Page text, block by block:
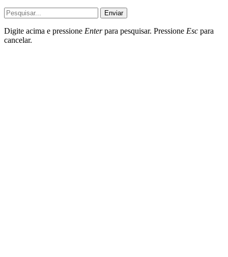
Enviar
Digite acima e pressione Enterpara pesquisar. Pressione Esc para
cancelar.